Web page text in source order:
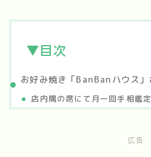
▼目次
お好み焼き「BanBanハウス」
店内隅の席にて月一回手相鑑
広告